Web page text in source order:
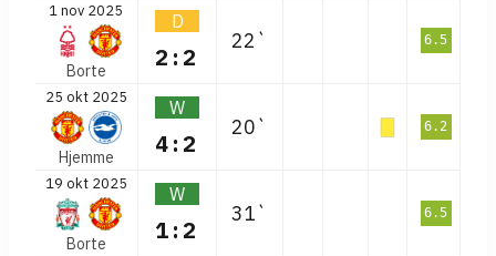
1 nov 2025
Borte
D
2:2
22` 6.5
25 okt 2025
Hjemme
W
4:2
20` 6.2
19 okt 2025
Borte
W
1:2
31` 6.5